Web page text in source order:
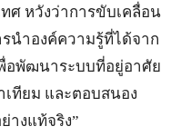
ศ หวังว่าการขับเคลื่อน
นำองค์ความรู้ที่ได้จาก
อพัฒนาระบบที่อยู่อาศัย
เทียม และตอบสนอง
างแท้จริง”